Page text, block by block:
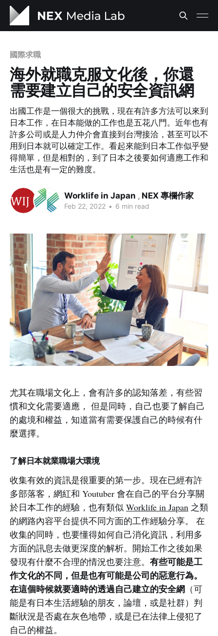
國際求職
海外就職克服文化後，你還
需要建立自己的安全資訊網
出國工作是一個很大的挑戰，現在有許多方法可以來到
日本工作，在日本能做的工作也是五花八門。近年也有
許多公司或是人力仲介會直接到台灣接洽，甚至可以不
用到日本就可以確定工作。看起來能到日本工作似乎變
得簡單，但是相對的，到了日本之後要如何適應工作和
生活也是有一定的難度。
Worklife in Japan , NEX 專欄作家
Feb 22, 2022 • 6 min read
尤其在職場文化上，會有許多的認知落差，有些習
慣和文化需要適應， 但是同時，自己也要了解自己
的處境和權益，知道當有需要保護自己的時候有什
麼選擇。
了解日本就業職場大環境
收集有效的資訊是很重要的第一步。現在已經有許
多部落客，網紅和 Youtuber 會在自己的平台分享關
於日本工作的經驗，也有類似 Worklife in Japan 之類
的網路內容平台提供不同方面的工作經驗分享。 在
收集的同時，也要懂得如何自己消化資訊，利用多
方面的訊息去做更深度的解析。開始工作之後如果
發現有什麼不合理的情況也要注意。 有些可能是工
作文化的不同，但是也有可能是公司的惡意行為。
在這個時候就要適時的透過自己建立的安全網 （可
能是有日本生活經驗的朋友，論壇，或是社群）判
斷狀況是否處在灰色地帶，或是已在法律上侵犯了
自己的權益。